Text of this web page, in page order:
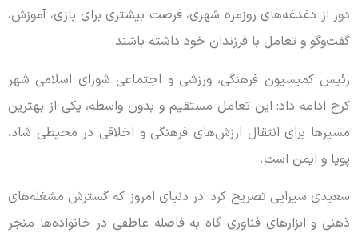
دور از دغدغه‌های روزمره شهری، فرصت بیشتری برای بازی، آموزش،
گفت‌وگو و تعامل با فرزندان خود داشته باشند.
رئیس کمیسیون فرهنگی، ورزشی و اجتماعی شورای اسلامی شهر
کرج ادامه داد: این تعامل مستقیم و بدون واسطه، یکی از بهترین
مسیرها برای انتقال ارزش‌های فرهنگی و اخلاقی در محیطی شاد،
پویا و ایمن است.
سعیدی سیرایی تصریح کرد: در دنیای امروز که گسترش مشغله‌های
ذهنی و ابزارهای فناوری گاه به فاصله عاطفی در خانواده‌ها منجر